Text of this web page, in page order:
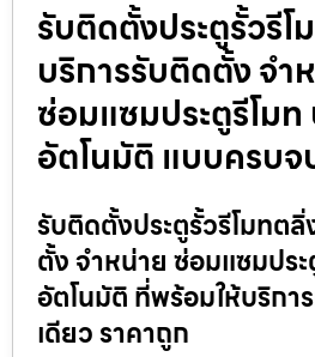
รับติดตั้งประตูรั้วรี
บริการรับติดตั้ง จำ
ซ่อมแซมประตูรีโมท
อัตโนมัติ แบบครบจ
รับติดตั้งประตูรั้วรีโมทต
ตั้ง จำหน่าย ซ่อมแซมประ
อัตโนมัติ ที่พร้อมให้บริกา
เดียว ราคาถูก